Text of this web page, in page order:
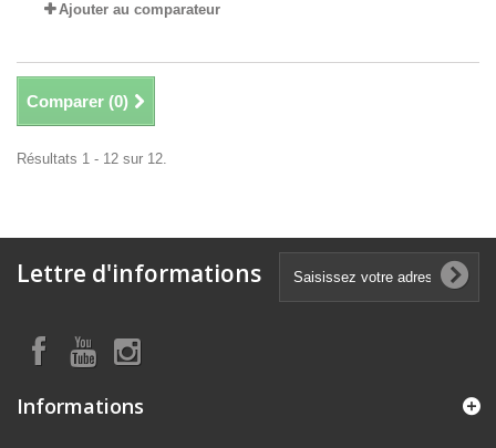
Ajouter au comparateur
Comparer (0)
Résultats 1 - 12 sur 12.
Lettre d'informations
Informations